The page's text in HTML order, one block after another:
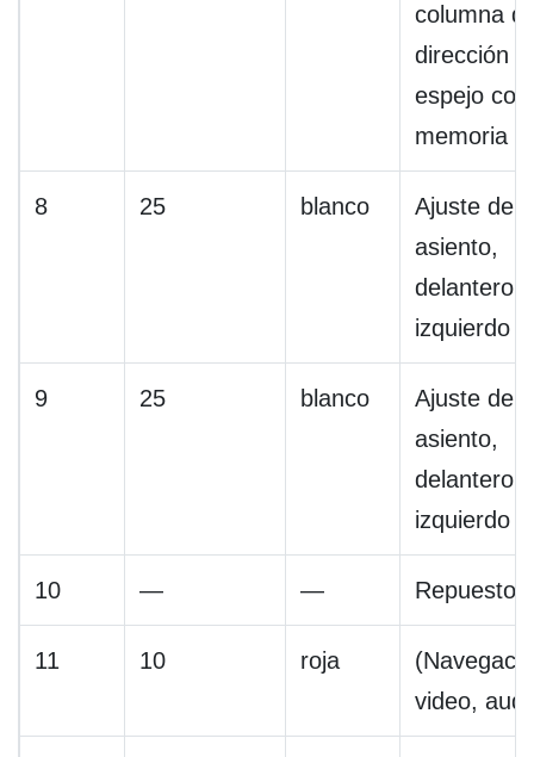
columna
dirección /
espejo con
memoria
8 25 blanco
Ajuste del
asiento,
delantero
izquierdo
9 25 blanco
Ajuste del
asiento,
delantero
izquierdo
10 — — Repuesto
11 10 roja
video,